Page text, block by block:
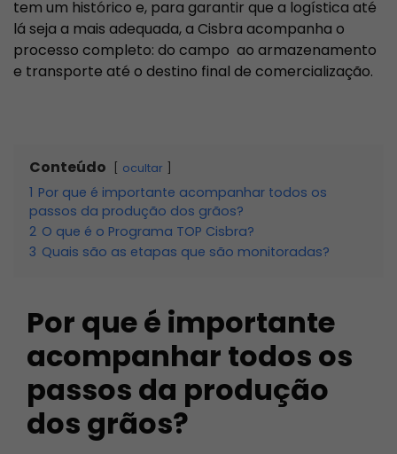
tem um histórico e, para garantir que a logística até
lá seja a mais adequada, a Cisbra acompanha o
processo completo: do campo ao armazenamento
e transporte até o destino final de comercialização.
Conteúdo ocultar
1 Por que é importante acompanhar todos os
passos da produção dos grãos?
2 O que é o Programa TOP Cisbra?
3 Quais são as etapas que são monitoradas?
Por que é importante
acompanhar todos os
passos da produção
dos grãos?